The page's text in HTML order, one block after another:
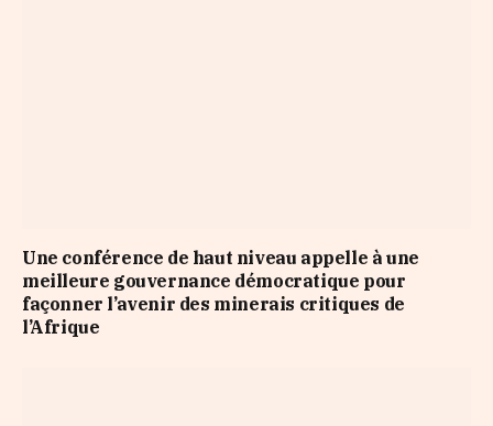
Une conférence de haut niveau appelle à une
meilleure gouvernance démocratique pour
façonner l’avenir des minerais critiques de
l’Afrique